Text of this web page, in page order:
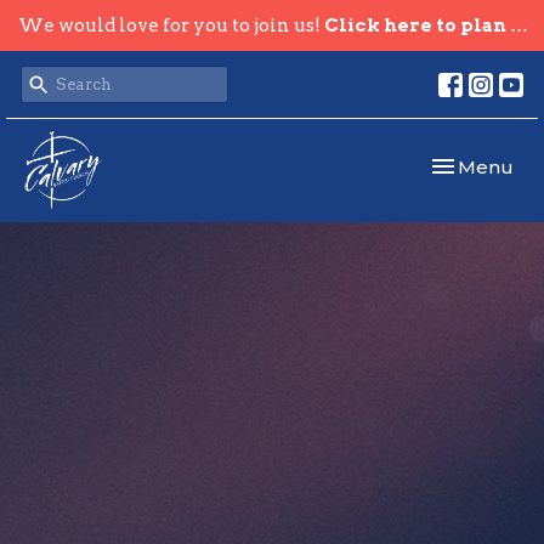
We would love for you to join us! Click here to plan your visit.
Toggle
Menu